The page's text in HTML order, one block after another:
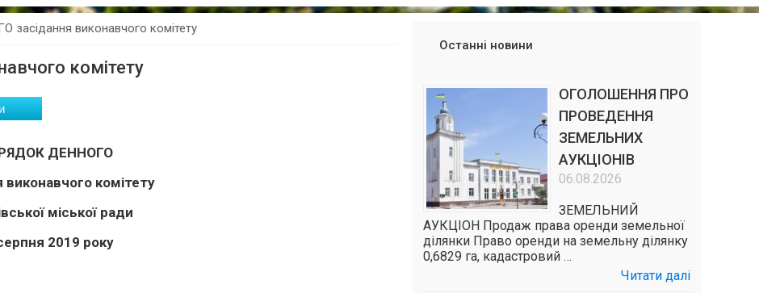
виконавчого комітету
комітету
ДЕННОГО
виконавчого комітету
міської ради
2019 року
Останні новини
ОГОЛОШЕННЯ ПРО
ПРОВЕДЕННЯ
ЗЕМЕЛЬНИХ
АУКЦІОНІВ
06.08.2026
ЗЕМЕЛЬНИЙ
АУКЦІОН Продаж права оренди земельної
ділянки Право оренди на земельну ділянку
0,6829 га, кадастровий …
Читати далі